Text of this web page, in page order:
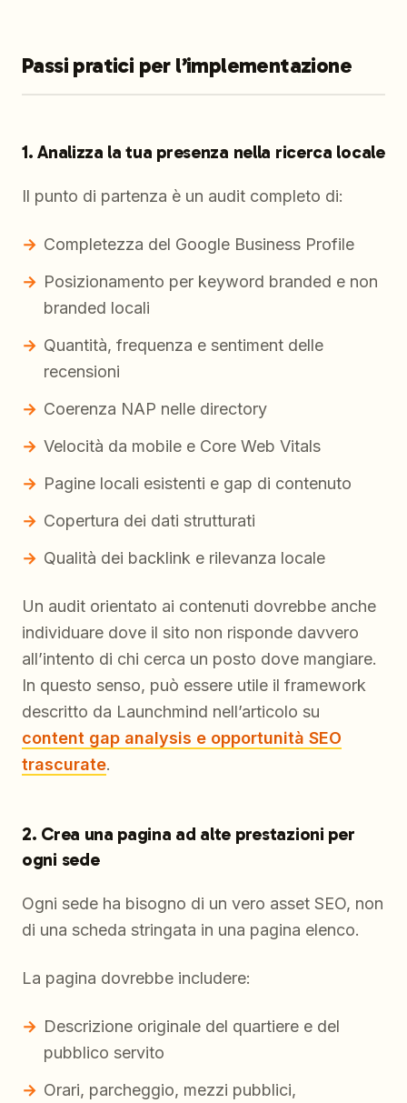
Passi pratici per l’implementazione
1. Analizza la tua presenza nella ricerca locale
Il punto di partenza è un audit completo di:
Completezza del Google Business Profile
Posizionamento per keyword branded e non
branded locali
Quantità, frequenza e sentiment delle
recensioni
Coerenza NAP nelle directory
Velocità da mobile e Core Web Vitals
Pagine locali esistenti e gap di contenuto
Copertura dei dati strutturati
Qualità dei backlink e rilevanza locale
Un audit orientato ai contenuti dovrebbe anche
individuare dove il sito non risponde davvero
all’intento di chi cerca un posto dove mangiare.
In questo senso, può essere utile il framework
descritto da Launchmind nell’articolo su
content gap analysis e opportunità SEO
trascurate.
2. Crea una pagina ad alte prestazioni per
ogni sede
Ogni sede ha bisogno di un vero asset SEO, non
di una scheda stringata in una pagina elenco.
La pagina dovrebbe includere:
Descrizione originale del quartiere e del
pubblico servito
Orari, parcheggio, mezzi pubblici,